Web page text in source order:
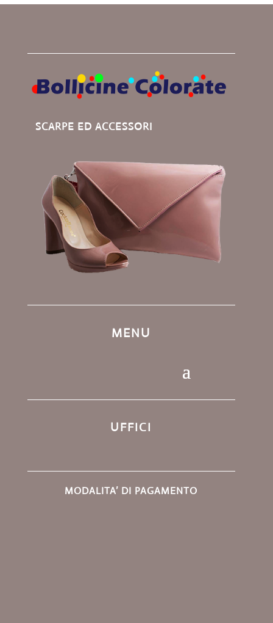
SCARPE ED ACCESSORI
MENU
UFFICI
MODALITA’ DI PAGAMENTO